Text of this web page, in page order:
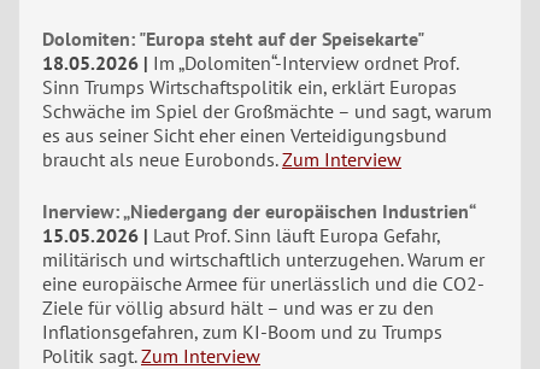
Dolomiten: "Europa steht auf der Speisekarte"
18.05.2026
Im „Dolomiten“-Interview ordnet Prof.
Sinn Trumps Wirtschaftspolitik ein, erklärt Europas
Schwäche im Spiel der Großmächte – und sagt, warum
es aus seiner Sicht eher einen Verteidigungsbund
braucht als neue Eurobonds. Zum Interview
Inerview: „Niedergang der europäischen Industrien“
15.05.2026
Laut Prof. Sinn läuft Europa Gefahr,
militärisch und wirtschaftlich unterzugehen. Warum er
eine europäische Armee für unerlässlich und die CO2-
Ziele für völlig absurd hält – und was er zu den
Inflationsgefahren, zum KI-Boom und zu Trumps
Politik sagt. Zum Interview